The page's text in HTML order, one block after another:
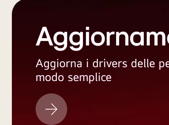
Aggiorna i drivers delle
modo semplice
Aggiornamento
LG